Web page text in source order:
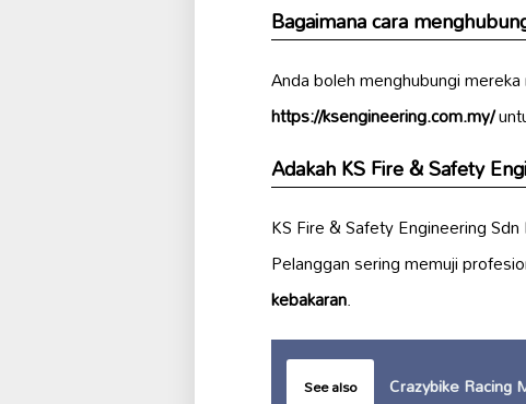
Bagaimana cara
Anda boleh menghubungi
https://ksengineering.com.my/
Adakah KS Fire & Safety
KS Fire & Safety Engineering
Pelanggan sering memuji
kebakaran.
See also Crazybike Racing